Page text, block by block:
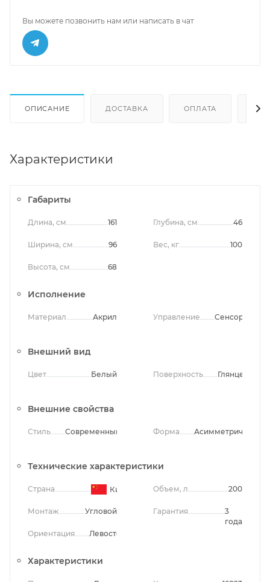
Вы можете позвонить нам или написать в чат
ОПИСАНИЕ ДОСТАВКА ОПЛАТА
Характеристики
Габариты
Длина, см 161
Ширина, см 96
Высота, см 68
Глубина, см 46
Вес, кг 100
Исполнение
Материал Акрил Управление Сенсорное
Внешний вид
Цвет Белый Поверхность Глянцевая
Внешние свойства
Стиль Современный Форма Асимметричная
Технические характеристики
Страна Китай
Монтаж Угловой
Ориентация Левосторонняя
Объем, л 200
Гарантия
3
года
Характеристики